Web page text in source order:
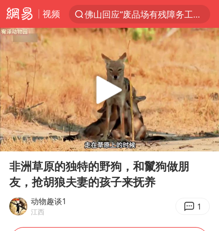
视频
佛山回应“废品场有残障务工人员”
服务提质，内需扩容有保障
李亚鹏向地铁吐血女孩捐99999元
美股收盘：道指再创历史新高
41岁女子为鼓励女儿考上985研究生
人贩子“梅姨”真名谢家梅
“老头乐”悬挂“蒙H好几个8”上路
河南：领导干部要带头休假
被一条街帮助的“煎饼叔叔”去世
男子出狱前8天被改判死缓
Play
00:00 09:40
非洲草原的独特的野狗，和鬣狗做朋
友，抢胡狼夫妻的孩子来抚养
动物趣谈1
江西 1